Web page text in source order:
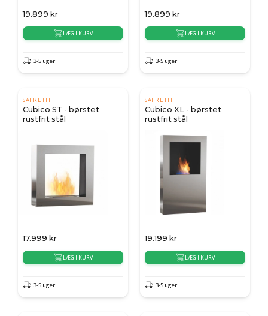
19.899 kr
LÆG I KURV
3-5 uger
19.899 kr
LÆG I KURV
3-5 uger
SAFRETTI
Cubico ST - børstet
rustfrit stål
17.999 kr
LÆG I KURV
3-5 uger
SAFRETTI
Cubico XL - børstet
rustfrit stål
19.199 kr
LÆG I KURV
3-5 uger